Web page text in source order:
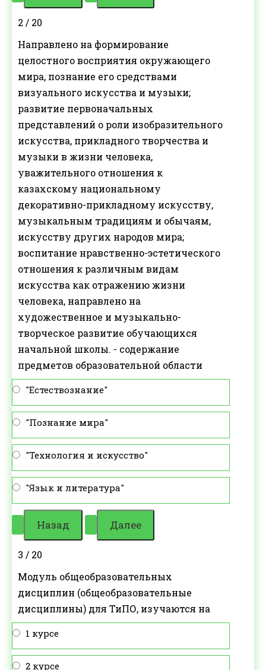
2 / 20
Направлено на формирование
целостного восприятия окружающего
мира, познание его средствами
визуального искусства и музыки;
развитие первоначальных
представлений о роли изобразительного
искусства, прикладного творчества и
музыки в жизни человека,
уважительного отношения к
казахскому национальному
декоративно-прикладному искусству,
музыкальным традициям и обычаям,
искусству других народов мира;
воспитание нравственно-эстетического
отношения к различным видам
искусства как отражению жизни
человека, направлено на
художественное и музыкально-
творческое развитие обучающихся
начальной школы. - содержание
предметов образовательной области
"Естествознание"
"Познание мира"
"Технология и искусство"
"Язык и литература"
3 / 20
Модуль общеобразовательных
дисциплин (общеобразовательные
дисциплины) для ТиПО, изучаются на
1 курсе
2 курсе